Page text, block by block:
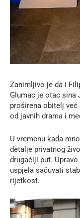
Zanimljivo je da i
Glumac je otac sina
proširena obitelj
od javnih drama i
U vremenu kada
detalje privatnog
drugačiji put.
uspjela sačuvati
rijetkost.